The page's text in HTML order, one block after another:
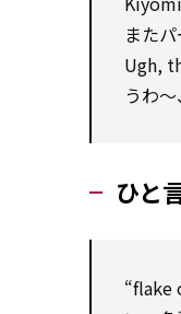
また
Ugh,
うわ
ひと
“flake